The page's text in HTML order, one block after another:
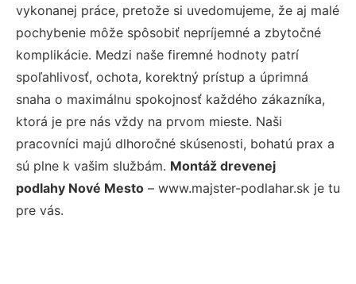
vykonanej práce, pretože si uvedomujeme, že aj malé
pochybenie môže spôsobiť nepríjemné a zbytočné
komplikácie. Medzi naše firemné hodnoty patrí
spoľahlivosť, ochota, korektný prístup a úprimná
snaha o maximálnu spokojnosť každého zákazníka,
ktorá je pre nás vždy na prvom mieste. Naši
pracovníci majú dlhoročné skúsenosti, bohatú prax a
sú plne k vašim službám. Montáž drevenej
podlahy Nové Mesto – www.majster-podlahar.sk je tu
pre vás.